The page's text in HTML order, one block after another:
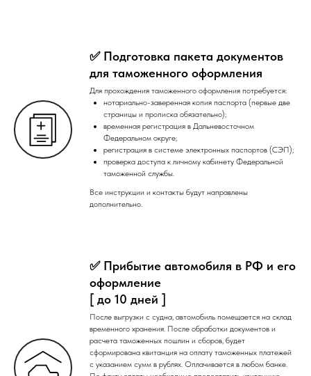
✅ Подготовка пакета документов
для таможенного оформления
Для прохождения таможенного оформления потребуется:
нотариально-заверенная копия паспорта (первые две
страницы и прописка обязательно);
временная регистрация в Дальневосточном
Федеральном округе;
регистрация в системе электронных паспортов (СЭП);
проверка доступа к личному кабинету Федеральной
таможенной службы.
Все инструкции и контакты будут направлены
дополнительно.
✅ Прибытие автомобиля в РФ и его
оформление
[ до 10 дней ]
После выгрузки с судна, автомобиль помещается на склад
временного хранения. После обработки документов и
расчета таможенных пошлин и сборов, будет
сформирована квитанция на оплату таможенных платежей
с указанием сумм в рублях. Оплачивается в любом банке.